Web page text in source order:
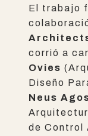
El trabajo
corrió a
Ovies
Diseño
Neus
de Control